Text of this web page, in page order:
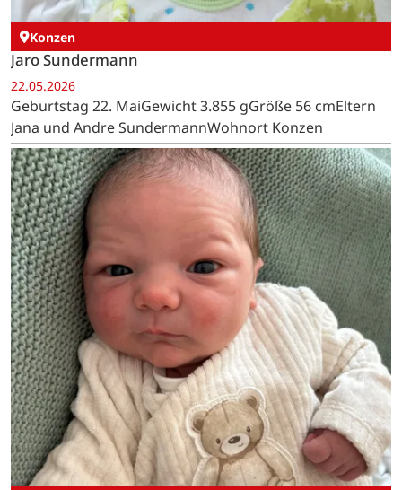
Konzen
Jaro Sundermann
22.05.2026
Geburtstag 22. MaiGewicht 3.855 gGröße 56 cmEltern
Jana und Andre SundermannWohnort Konzen